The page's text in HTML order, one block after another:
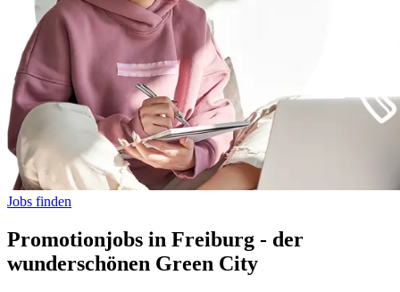
Jobs finden
Promotionjobs in Freiburg - der
wunderschönen Green City